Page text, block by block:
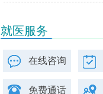
就医服务
在线咨询
免费通话